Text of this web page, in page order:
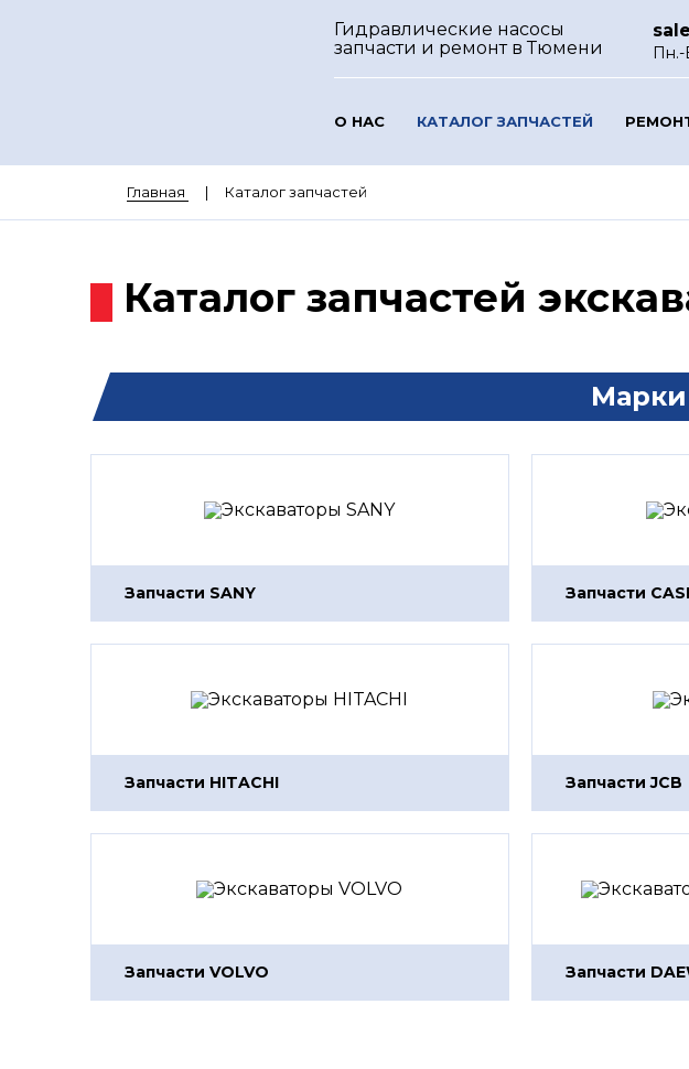
Гидравлические насосы
запчасти и ремонт в Тюмени Пн.-
О НАС КАТАЛОГ ЗАПЧАСТЕЙ
Главная Каталог запчастей
Каталог запчастей
Марки
Запчасти SANY Запчасти
Запчасти HITACHI Запчасти JCB
Запчасти VOLVO Запчасти